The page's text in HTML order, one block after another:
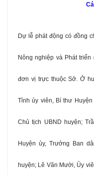
Dự lễ phát động có đồng
Nông nghiệp và Phát
đơn vị trực thuộc Sở. Ở
Tỉnh ủy viên, Bí thư
Chủ tịch UBND huyện;
Huyện ủy, Trưởng Ban
huyện; Lê Văn Mười, Ủy